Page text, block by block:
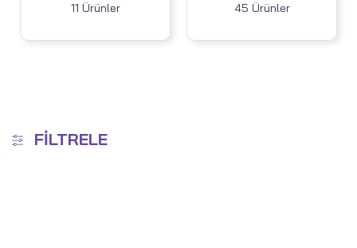
11 Ürünler
45 Ürünler
FILTRELE